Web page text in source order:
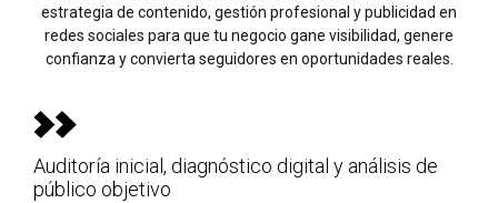
estrategia de contenido, gestión profesional y publicidad en
redes sociales para que tu negocio gane visibilidad, genere
confianza y convierta seguidores en oportunidades reales.
Auditoría inicial, diagnóstico digital y análisis de
público objetivo